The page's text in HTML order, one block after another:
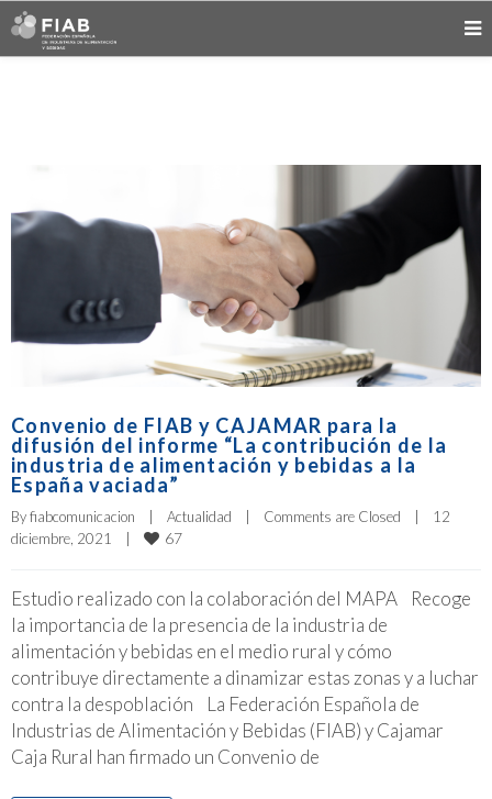
Convenio de FIAB y CAJAMAR para la
difusión del informe “La contribución de la
industria de alimentación y bebidas a la
España vaciada”
By fiabcomunicacion Actualidad Comments are Closed
12
diciembre, 2021
67
Estudio realizado con la colaboración del MAPA Recoge
la importancia de la presencia de la industria de
alimentación y bebidas en el medio rural y cómo
contribuye directamente a dinamizar estas zonas y a luchar
contra la despoblación La Federación Española de
Industrias de Alimentación y Bebidas (FIAB) y Cajamar
Caja Rural han firmado un Convenio de